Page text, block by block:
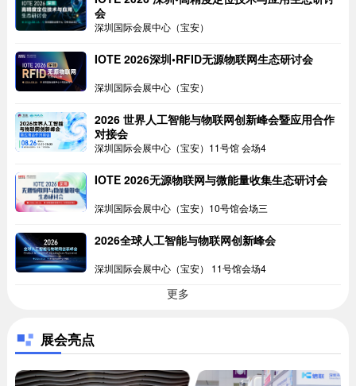
会
深圳国际会展中心（宝安）
IOTE 2026深圳•RFID无源物联网生态研讨会
深圳国际会展中心（宝安）
2026 世界人工智能与物联网创新峰会暨应用合作
对接会
深圳国际会展中心（宝安）11号馆 会场4
IOTE 2026无源物联网与微能量收集生态研讨会
深圳国际会展中心（宝安）10号馆会场三
2026全球人工智能与物联网创新峰会
深圳国际会展中心（宝安） 11号馆会场4
更多
展会亮点